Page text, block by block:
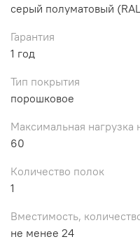
серый полуматовый
Гарантия
1 год
Тип покрытия
порошковое
Максимальная нагрузка
60
Количество полок
1
Вместимость,
не менее 24